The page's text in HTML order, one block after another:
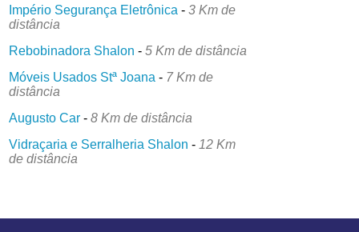
Império Segurança Eletrônica -3 Km de
distância
Rebobinadora Shalon -5 Km de distância
Móveis Usados Stª Joana - 7 Km de
distância
Augusto Car -8 Km de distância
Vidraçaria e Serralheria Shalon - 12 Km
de distância